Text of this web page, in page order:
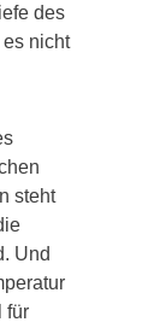
des
nicht
steht
Und
für